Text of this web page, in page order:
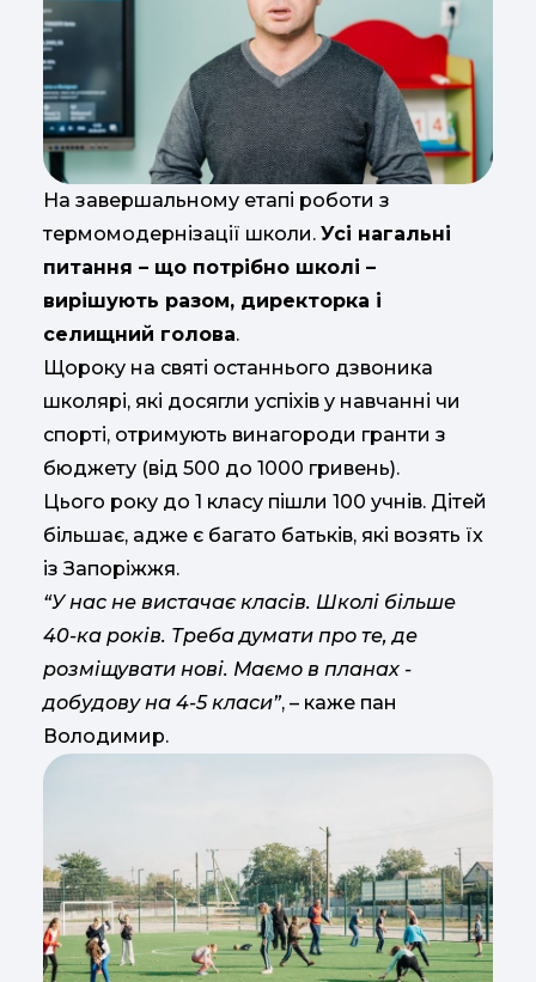
На завершальному етапі роботи з
термомодернізації школи. Усі нагальні
питання – що потрібно школі –
вирішують разом, директорка і
селищний голова.
Щороку на святі останнього дзвоника
школярі, які досягли успіхів у навчанні чи
спорті, отримують винагороди гранти з
бюджету (від 500 до 1000 гривень).
Цього року до 1 класу пішли 100 учнів. Дітей
більшає, адже є багато батьків, які возять їх
із Запоріжжя.
“У нас не вистачає класів. Школі більше
40-ка років. Треба думати про те, де
розміщувати нові. Маємо в планах -
добудову на 4-5 класи”, – каже пан
Володимир.